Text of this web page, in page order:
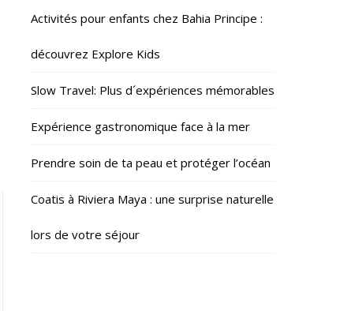
Activités pour enfants chez Bahia Principe :
découvrez Explore Kids
Slow Travel: Plus d´expériences mémorables
Expérience gastronomique face à la mer
Prendre soin de ta peau et protéger l’océan
Coatis à Riviera Maya : une surprise naturelle
lors de votre séjour